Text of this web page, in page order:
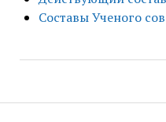
Составы Ученого